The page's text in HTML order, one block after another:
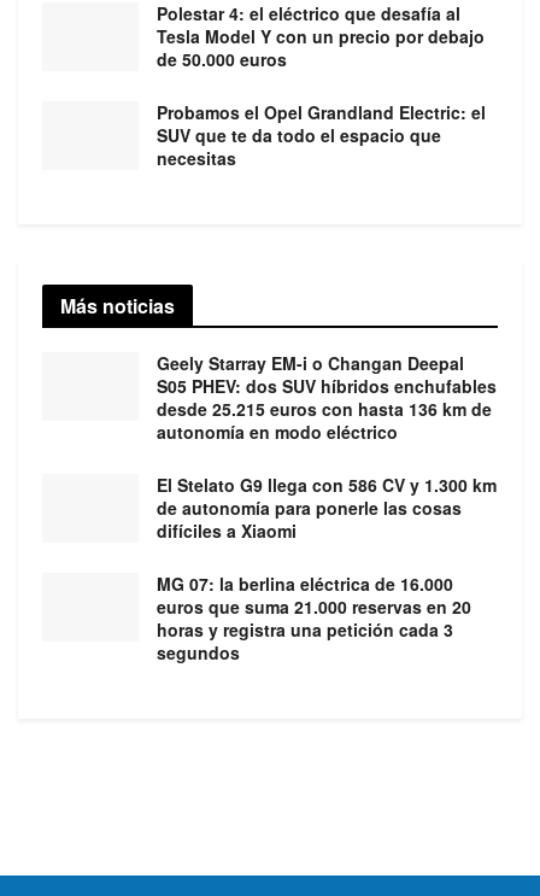
Polestar 4: el eléctrico que desafía al
Tesla Model Y con un precio por debajo
de 50.000 euros
Probamos el Opel Grandland Electric: el
SUV que te da todo el espacio que
necesitas
Más noticias
Geely Starray EM-i o Changan Deepal
S05 PHEV: dos SUV híbridos enchufables
desde 25.215 euros con hasta 136 km de
autonomía en modo eléctrico
El Stelato G9 llega con 586 CV y 1.300 km
de autonomía para ponerle las cosas
difíciles a Xiaomi
MG 07: la berlina eléctrica de 16.000
euros que suma 21.000 reservas en 20
horas y registra una petición cada 3
segundos